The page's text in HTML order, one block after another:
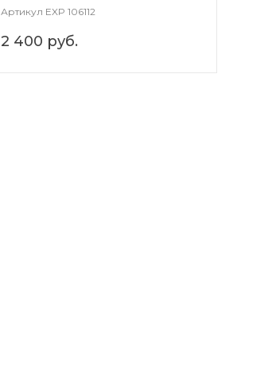
Артикул EXP 106112
2 400 руб.